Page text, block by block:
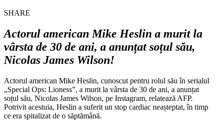
SHARE
Actorul american Mike Heslin a murit la
vârsta de 30 de ani, a anunțat soțul său,
Nicolas James Wilson!
Actorul american Mike Heslin, cunoscut pentru rolul său în serialul
„Special Ops: Lioness”, a murit la vârsta de 30 de ani, a anunțat
soțul său, Nicolas James Wilson, pe Instagram, relatează AFP.
Potrivit acestuia, Heslin a suferit un stop cardiac neașteptat, în timp
ce era spitalizat de o săptămână.